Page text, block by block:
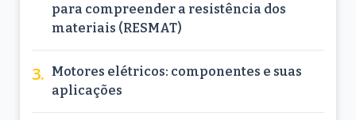
para compreender a resistência dos
materiais (RESMAT)
Motores elétricos: componentes e suas
aplicações